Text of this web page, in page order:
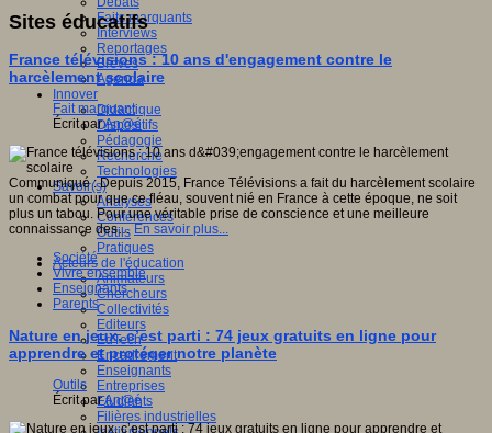
Faits marquants
Interviews
Reportages
Brèves
Agenda
Innover
Didactique
Dispositifs
Pédagogie
Recherche
Technologies
Savoir(s)
Analyses
Conférences
Outils
Pratiques
Acteurs de l'éducation
Animateurs
Chercheurs
Collectivités
Editeurs
EdTech
Encadrement
Enseignants
Entreprises
Etudiants
Filières industrielles
Sites éducatifs
France télévisions : 10 ans d'engagement contre le
harcèlement scolaire
Fait marquant
Écrit parAn@é
Communiqué : Depuis 2015, France Télévisions a fait du harcèlement scolaire
un combat pour que ce fléau, souvent nié en France à cette époque, ne soit
plus un tabou. Pour une véritable prise de conscience et une meilleure
connaissance des… En savoir plus...
Société
Vivre ensemble
Enseignants
Parents
Nature en jeux, c’est parti : 74 jeux gratuits en ligne pour
apprendre et protéger notre planète
Outils
Écrit parAn@é